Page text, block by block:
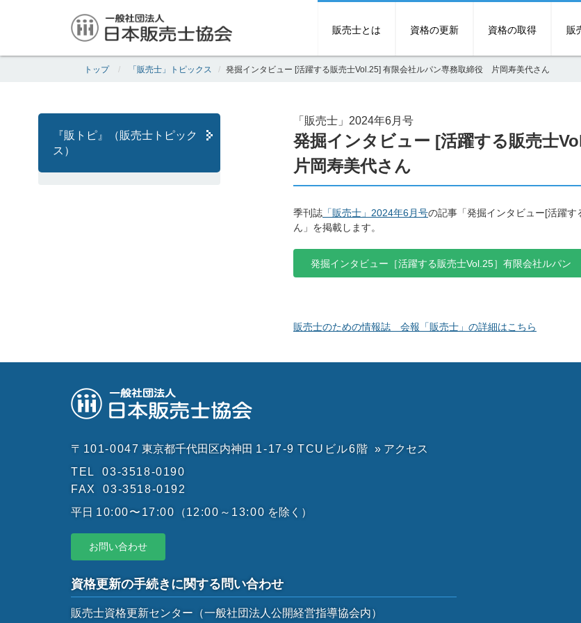
販売士とは 資格の更新 資格の取得 販
トップ 「販売士」トピックス 発掘インタビュー [活躍する販売士Vol.25] 有限会社ルパン専務取締役 片岡寿美代さん
「販売士」2024年6月号
発掘インタビュー [活躍する販売士
片岡寿美代さん
季刊誌 「販売士」2024年6月号の記事「発掘インタビュー[活躍
ん」を掲載します。
発掘インタビュー［活躍する販売士Vol.25］有限会社ルパ
販売士のための情報誌 会報「販売士」の詳細はこちら
『販トピ』（販売士トピック
ス）
〒101-0047 東京都千代田区内神田 1-17-9 TCUビル6階
» アクセス
TEL
03-3518-0190
FAX
03-3518-0192
平日 10:00〜17:00 （12:00～13:00 を除く）
お問い合わせ
資格更新の手続きに関する問い合わせ
販売士資格更新センター （一般社団法人公開経営指導協会内）